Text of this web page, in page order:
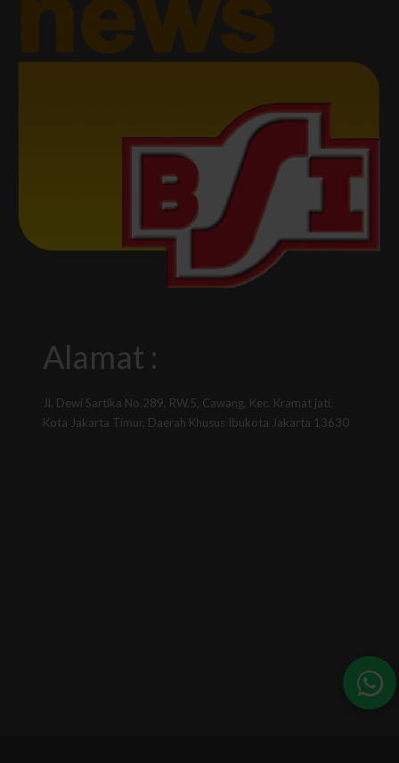
Alamat :
Jl. Dewi Sartika No.289, RW.5, Cawang, Kec. Kramat jati,
Kota Jakarta Timur, Daerah Khusus Ibukota Jakarta 13630